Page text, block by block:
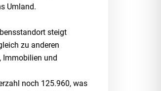
Umland.
steigt
zu anderen
Immobilien und
noch 125.960, was